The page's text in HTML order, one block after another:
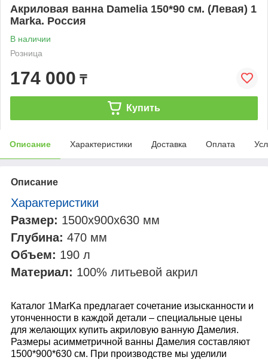
Акриловая ванна Damelia 150*90 см. (Левая) 1
Marka. Россия
В наличии
Розница
174 000 ₸
Купить
Описание Характеристики Доставка Оплата
Описание
Характеристики
Размер: 1500x900x630 мм
Глубина: 470 мм
Объем: 190 л
Материал: 100% литьевой акрил
Каталог 1MarKa предлагает сочетание изысканности и
утонченности в каждой детали – специальные цены
для желающих купить акриловую ванную Дамелия.
Размеры асимметричной ванны Дамелия составляют
1500*900*630 см. При производстве мы уделили